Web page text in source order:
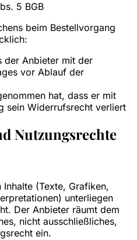
5 BGB
beim Bestellvorgang
der Anbieter mit der
vor Ablauf der
hat, dass er mit
sein Widerrufsrecht verliert
Nutzungsrechte
(Texte, Grafiken,
unterliegen
Der Anbieter räumt dem
nicht ausschließliches,
ein.